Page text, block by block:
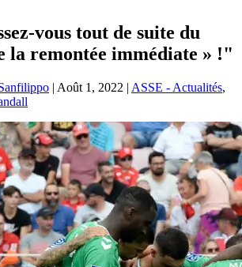
vous tout de suite du
la remontée immédiate » !"
| Août 1, 2022 | ASSE - Actualités,